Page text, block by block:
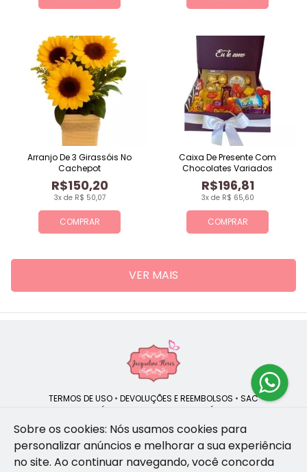
COMPRAR
3x de R$ 50,07
R$150,20
Arranjo De 3 Girassóis No
Cachepot
COMPRAR
3x de R$ 65,60
R$196,81
Caixa De Presente Com
Chocolates Variados
VER MAIS
TERMOS DE USO • DEVOLUÇÕES E REEMBOLSOS • SAC
POLÍTICA DE PRIVACIDADE POLÍTICA DE COOKIES
Jacqueline Flores | CNPJ: 47.335.418/0001-13
Sobre os cookies: Nós usamos cookies para
personalizar anúncios e melhorar a sua experiência
no site. Ao continuar navegando, você concorda